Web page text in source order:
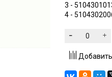
3 -
4 -